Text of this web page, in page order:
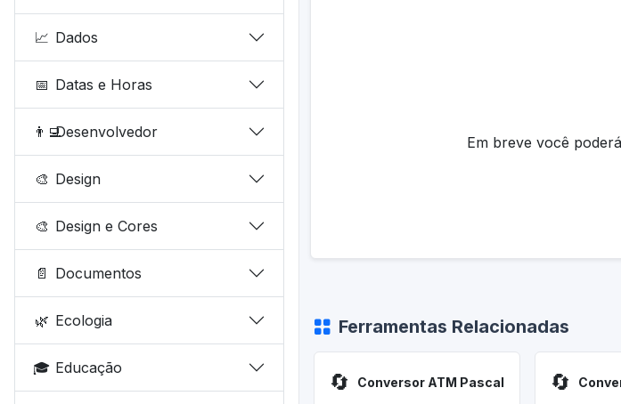
📈 Dados
📅 Datas e Horas
👨‍💻Desenvolvedor
🎨 Design
🎨 Design e Cores
📄 Documentos
🌿 Ecologia
🎓 Educação
Em breve você
Ferramentas Relacionadas
🔄 Conversor ATM Pascal 🔄